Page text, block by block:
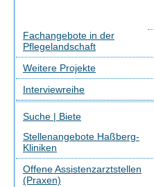
Fachangebote in der
Pflegelandschaft
Weitere Projekte
Interviewreihe
Suche | Biete
Stellenangebote Haßberg-
Kliniken
Offene Assistenzarztstellen
(Praxen)